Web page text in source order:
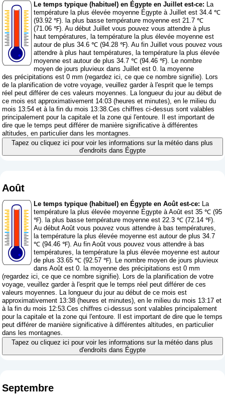
Le temps typique (habituel) en Égypte en Juillet est-ce: La
température la plus élevée moyenne Égypte à Juillet est 34.4 ℃
(93.92 ℉). la plus basse température moyenne est 21.7 ℃
(71.06 ℉). Au début Juillet vous pouvez vous attendre à plus
haut températures, la température la plus élevée moyenne est
autour de plus 34.6 ℃ (94.28 ℉). Au fin Juillet vous pouvez vous
attendre à plus haut températures, la température la plus élevée
moyenne est autour de plus 34.7 ℃ (94.46 ℉). Le nombre
moyen de jours pluvieux dans Juillet est 0. la moyenne
des précipitations est 0 mm (regardez ici, ce que ce nombre signifie). Lors
de la planification de votre voyage, veuillez garder à l'esprit que le temps
réel peut différer de ces valeurs moyennes. La longueur du jour au début de
ce mois est approximativement 14:03 (heures et minutes), en le milieu du
mois 13:54 et à la fin du mois 13:38.Ces chiffres ci-dessus sont valables
principalement pour la capitale et la zone qui l'entoure. Il est important de
dire que le temps peut différer de manière significative à différentes
altitudes, en particulier dans les montagnes.
Tapez ou cliquez ici pour voir les informations sur la météo dans plus
d'endroits dans Égypte
Août
Le temps typique (habituel) en Égypte en Août est-ce: La
température la plus élevée moyenne Égypte à Août est 35 ℃ (95
℉). la plus basse température moyenne est 22.3 ℃ (72.14 ℉).
Au début Août vous pouvez vous attendre à bas températures,
la température la plus élevée moyenne est autour de plus 34.7
℃ (94.46 ℉). Au fin Août vous pouvez vous attendre à bas
températures, la température la plus élevée moyenne est autour
de plus 33.65 ℃ (92.57 ℉). Le nombre moyen de jours pluvieux
dans Août est 0. la moyenne des précipitations est 0 mm
(regardez ici, ce que ce nombre signifie). Lors de la planification de votre
voyage, veuillez garder à l'esprit que le temps réel peut différer de ces
valeurs moyennes. La longueur du jour au début de ce mois est
approximativement 13:38 (heures et minutes), en le milieu du mois 13:17 et
à la fin du mois 12:53.Ces chiffres ci-dessus sont valables principalement
pour la capitale et la zone qui l'entoure. Il est important de dire que le temps
peut différer de manière significative à différentes altitudes, en particulier
dans les montagnes.
Tapez ou cliquez ici pour voir les informations sur la météo dans plus
d'endroits dans Égypte
Septembre